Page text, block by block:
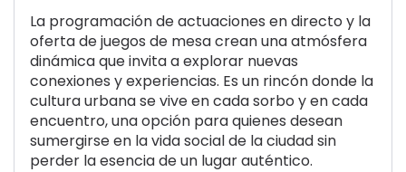
La programación de actuaciones en directo y la
oferta de juegos de mesa crean una atmósfera
dinámica que invita a explorar nuevas
conexiones y experiencias. Es un rincón donde la
cultura urbana se vive en cada sorbo y en cada
encuentro, una opción para quienes desean
sumergirse en la vida social de la ciudad sin
perder la esencia de un lugar auténtico.